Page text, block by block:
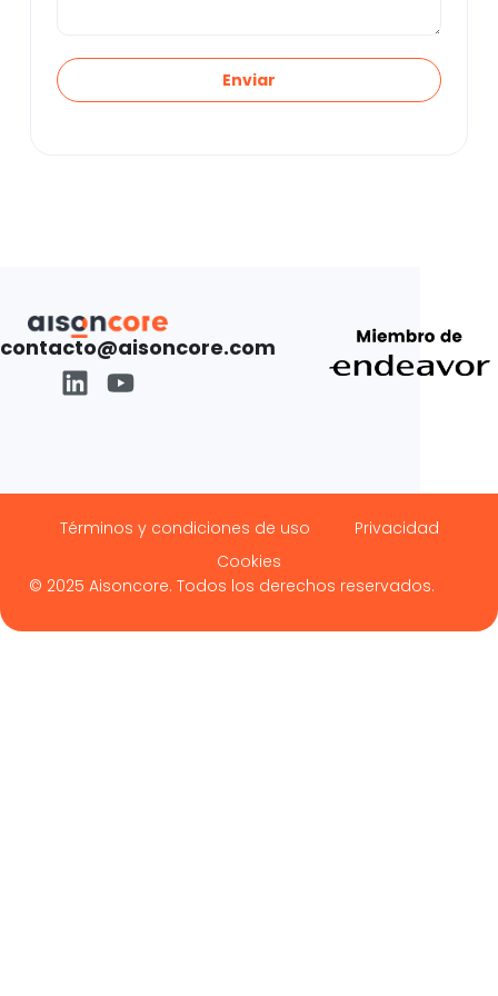
Enviar
contacto@aisoncore.com
© 2025 Aisoncore. Todos los derechos reservados.
Términos y condiciones de uso
Privacidad
Cookies